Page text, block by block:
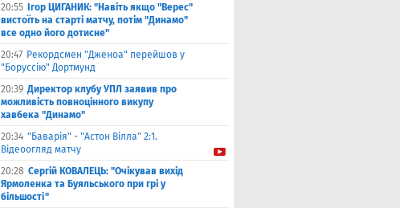
20:55
Ігор ЦИГАНИК: "Навіть якщо "Верес"
вистоїть на старті матчу, потім "Динамо"
все одно його дотисне"
20:47 Рекордсмен "Дженоа" перейшов у
"Боруссію" Дортмунд
20:39 Директор клубу УПЛ заявив про
можливість повноцінного викупу
хавбека "Динамо"
20:34 "Баварія" - "Астон Вілла" 2:1.
Відеоогляд матчу
20:28 Сергій КОВАЛЕЦЬ: "Очікував вихід
Ярмоленка та Буяльського при грі у
більшості"